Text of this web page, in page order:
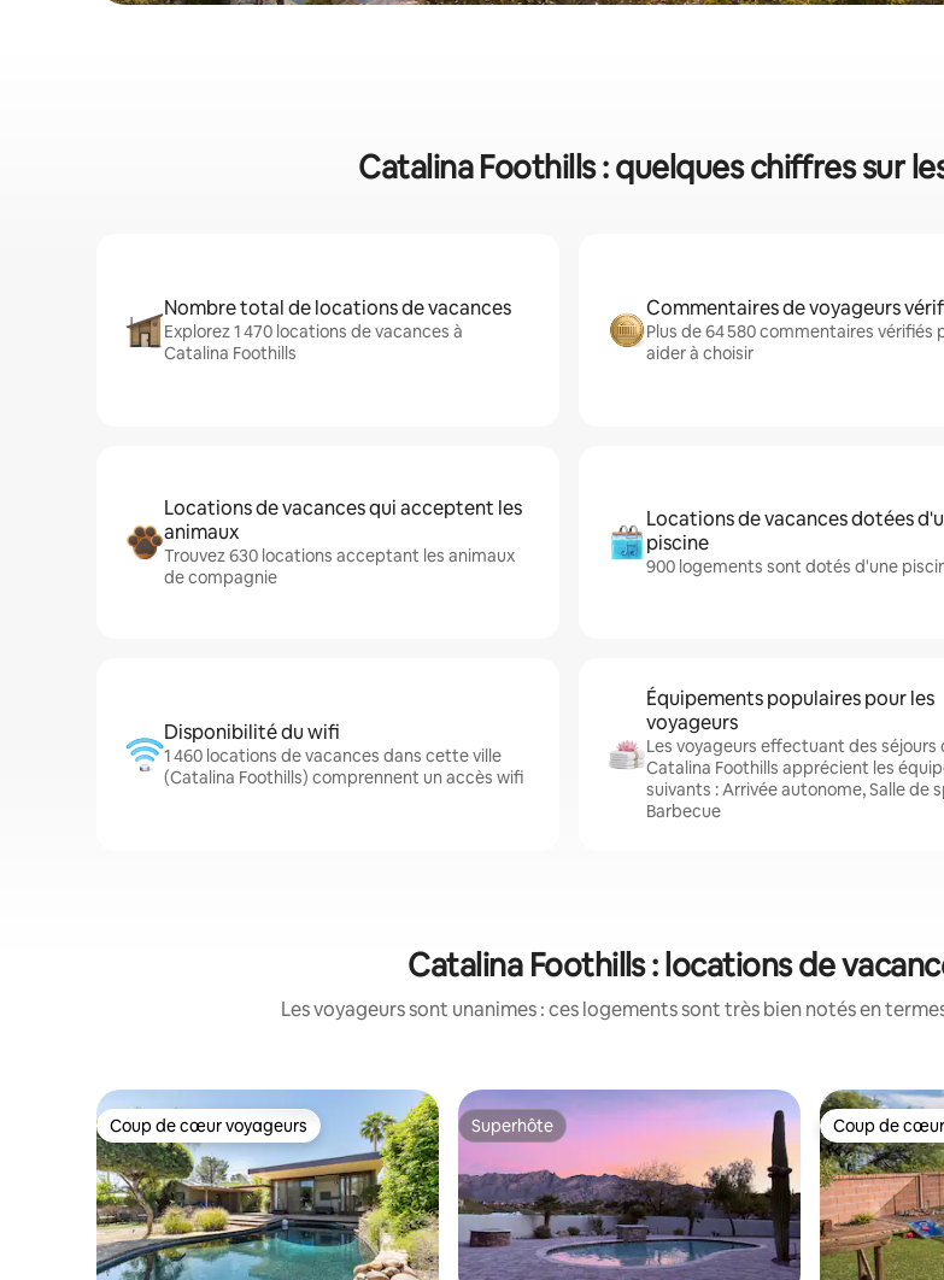
Catalina Foothills : quelques chiffres sur
Nombre total de locations de vacances
Explorez 1 470 locations de vacances à
Catalina Foothills
Commentaires de voyageurs
Plus de 64 580 commentaires vérifiés
aider à choisir
Locations de vacances qui acceptent les
animaux
Trouvez 630 locations acceptant les animaux
de compagnie
Locations de vacances dotées
piscine
900 logements sont dotés d'une
Disponibilité du wifi
1 460 locations de vacances dans cette ville
(Catalina Foothills) comprennent un accès wifi
Équipements populaires pour les
voyageurs
Les voyageurs effectuant des séjours
Catalina Foothills apprécient les
suivants : Arrivée autonome, Salle de
Barbecue
Catalina Foothills : locations de
Les voyageurs sont unanimes : ces logements sont très bien notés en
Coup de cœur voyageurs
Coup de cœur voyageurs Superhôte
Superhôte Coup de
Coup de